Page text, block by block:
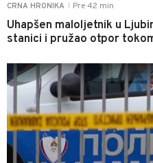
CRNA HRONIKA Pre 42 min
Uhapšen maloljetnik u
stanici i pružao otpor